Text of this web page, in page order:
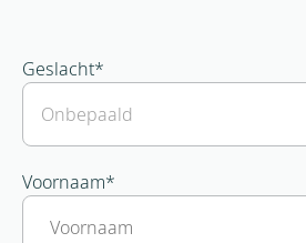
Geslacht*
Voornaam*